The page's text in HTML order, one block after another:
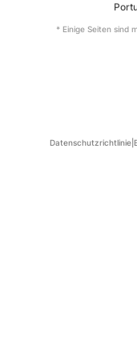
* Einige Seiten sind
Datenschutzrichtlinie